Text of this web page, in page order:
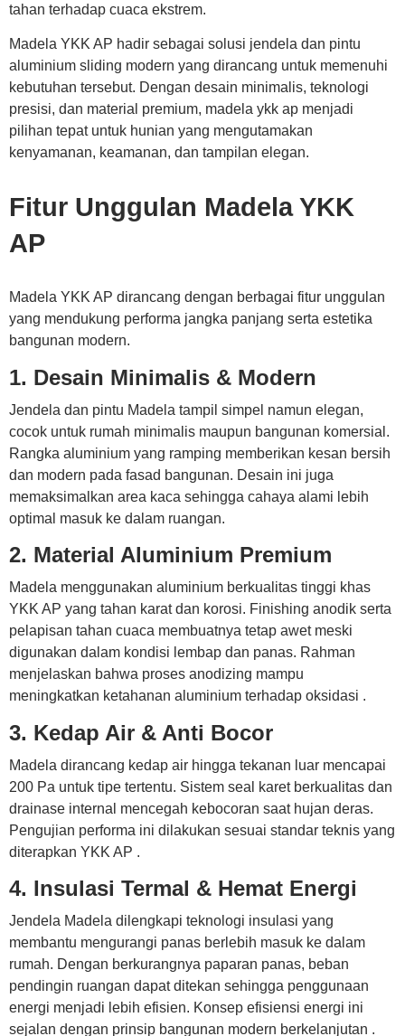
tahan terhadap cuaca ekstrem.
Madela YKK AP hadir sebagai solusi jendela dan pintu
aluminium sliding modern yang dirancang untuk memenuhi
kebutuhan tersebut. Dengan desain minimalis, teknologi
presisi, dan material premium, madela ykk ap menjadi
pilihan tepat untuk hunian yang mengutamakan
kenyamanan, keamanan, dan tampilan elegan.
Fitur Unggulan Madela YKK
AP
Madela YKK AP dirancang dengan berbagai fitur unggulan
yang mendukung performa jangka panjang serta estetika
bangunan modern.
1. Desain Minimalis & Modern
Jendela dan pintu Madela tampil simpel namun elegan,
cocok untuk rumah minimalis maupun bangunan komersial.
Rangka aluminium yang ramping memberikan kesan bersih
dan modern pada fasad bangunan. Desain ini juga
memaksimalkan area kaca sehingga cahaya alami lebih
optimal masuk ke dalam ruangan.
2. Material Aluminium Premium
Madela menggunakan aluminium berkualitas tinggi khas
YKK AP yang tahan karat dan korosi. Finishing anodik serta
pelapisan tahan cuaca membuatnya tetap awet meski
digunakan dalam kondisi lembap dan panas. Rahman
menjelaskan bahwa proses anodizing mampu
meningkatkan ketahanan aluminium terhadap oksidasi .
3. Kedap Air & Anti Bocor
Madela dirancang kedap air hingga tekanan luar mencapai
200 Pa untuk tipe tertentu. Sistem seal karet berkualitas dan
drainase internal mencegah kebocoran saat hujan deras.
Pengujian performa ini dilakukan sesuai standar teknis yang
diterapkan YKK AP .
4. Insulasi Termal & Hemat Energi
Jendela Madela dilengkapi teknologi insulasi yang
membantu mengurangi panas berlebih masuk ke dalam
rumah. Dengan berkurangnya paparan panas, beban
pendingin ruangan dapat ditekan sehingga penggunaan
energi menjadi lebih efisien. Konsep efisiensi energi ini
sejalan dengan prinsip bangunan modern berkelanjutan .